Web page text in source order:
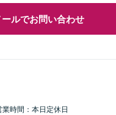
ールでお問い合わせ
業時間：本日定休日